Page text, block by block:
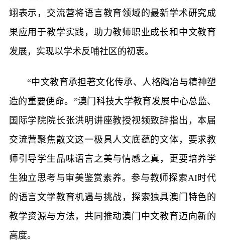
翊表示，交流营将语言教育领域的最新学术研究成
果应用于教学实践，助力教师职业成长和中文教育
发展，实现以学术反哺社区的初衷。
“中文教育承担著文化传承、人格陶冶与精神塑
造的重要使命。”澳门科技大学教育发展中心总监、
国际学院院长张洪明讲座教授视频致辞指出，本届
交流营聚焦散文这一极具人文底蕴的文体，要求教
师引导学生品味语言之美与情感之真，更要培养学
生独立思考与审美鉴赏素养。参与教师探索AI时代
的语言文学教育机遇与挑战，探索独具澳门特色的
教学资源与方法，共同推动澳门中文教育迈向新的
高度。